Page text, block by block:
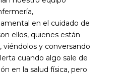
en el cuidado de
ellos, quienes están
viéndolos y conversando
cuando algo sale de
en la salud física, pero